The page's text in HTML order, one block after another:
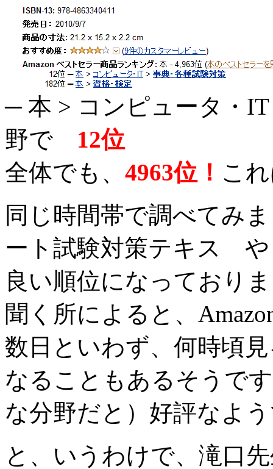
─ 本 > コンピュータ・
野で 12位
全体でも、 4963位！ こ
同じ時間帯で調べてみ
ート試験対策テキス
良い順位になっており
聞く所によると、
数日といわず、何時頃
なることもあるそうで
な分野だと）好評なよ
と、いうわけで、滝口